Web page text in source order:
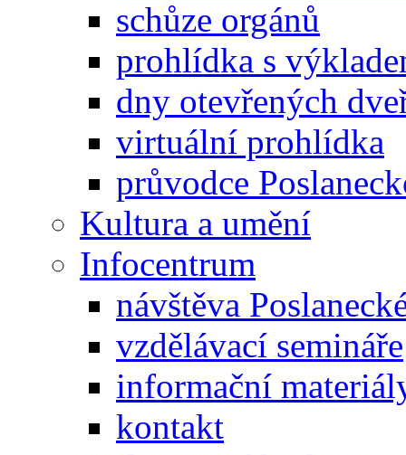
schůze orgánů
prohlídka s
dny otevřených
virtuální prohlídka
průvodce
Kultura a umění
Infocentrum
návštěva
vzdělávací semináře
informační
kontakt